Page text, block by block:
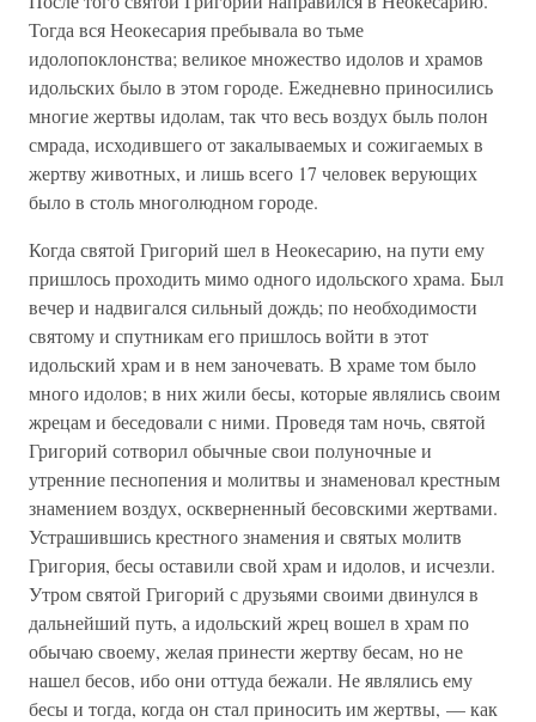
Тогда вся Неокесария пребывала во тьме
идолопоклонства; великое множество идолов и храмов
идольских было в этом городе. Ежедневно приносились
многие жертвы идолам, так что весь воздух быль полон
смрада, исходившего от закалываемых и сожигаемых в
жертву животных, и лишь всего 17 человек верующих
было в столь многолюдном городе.
Когда святой Григорий шел в Неокесарию, на пути ему
пришлось проходить мимо одного идольского храма. Был
вечер и надвигался сильный дождь; по необходимости
святому и спутникам его пришлось войти в этот
идольский храм и в нем заночевать. В храме том было
много идолов; в них жили бесы, которые являлись своим
жрецам и беседовали с ними. Проведя там ночь, святой
Григорий сотворил обычные свои полуночные и
утренние песнопения и молитвы и знаменовал крестным
знамением воздух, оскверненный бесовскими жертвами.
Устрашившись крестного знамения и святых молитв
Григория, бесы оставили свой храм и идолов, и исчезли.
Утром святой Григорий с друзьями своими двинулся в
дальнейший путь, а идольский жрец вошел в храм по
обычаю своему, желая принести жертву бесам, но не
нашел бесов, ибо они оттуда бежали. Не являлись ему
бесы и тогда, когда он стал приносить им жертвы, — как